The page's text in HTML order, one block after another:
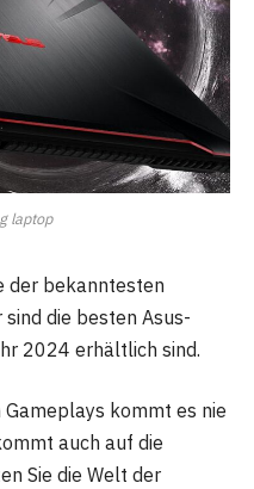
laptop
der bekanntesten
die besten Asus-
2024 erhältlich sind.
kommt es nie
auch auf die
Sie die Welt der